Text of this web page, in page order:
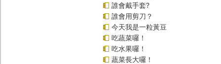
誰會戴手套?
誰會用剪刀？
今天我是一粒黃豆
吃蔬菜囉！
吃水果囉！
蔬菜長大囉！